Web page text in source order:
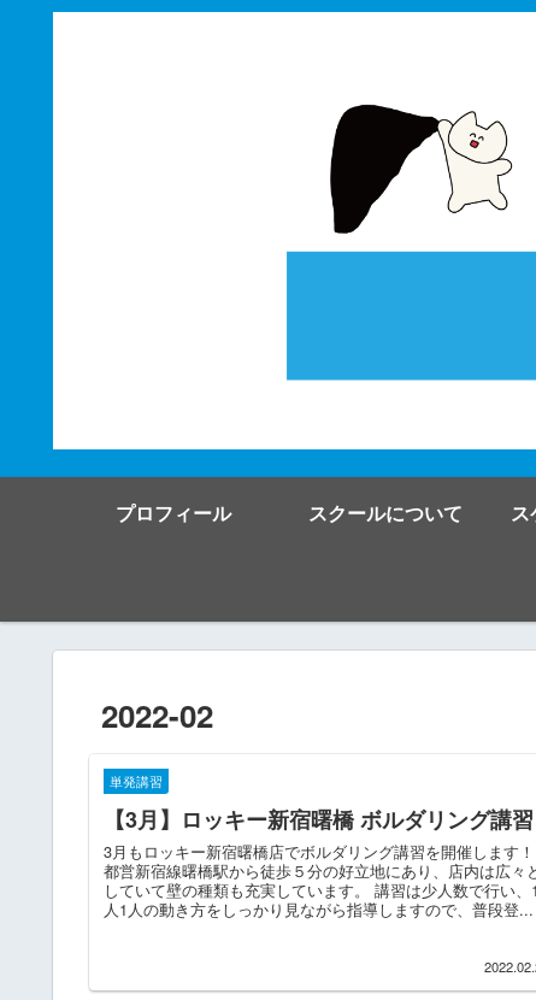
プロフィール スクールについて ス
2022-02
単発講習
【3月】ロッキー新宿曙橋 ボルダリング講習
3月もロッキー新宿曙橋店でボルダリング講習を開催します！
都営新宿線曙橋駅から徒歩５分の好立地にあり、店内は広々
していて壁の種類も充実しています。 講習は少人数で行い、1
人1人の動き方をしっかり見ながら指導しますので、普段登...